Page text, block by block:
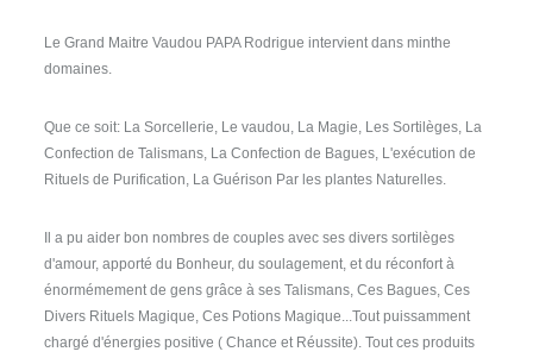
Le Grand Maitre Vaudou PAPA Rodrigue intervient dans minthe
domaines.
Que ce soit: La Sorcellerie, Le vaudou, La Magie, Les Sortilèges, La
Confection de Talismans, La Confection de Bagues, L'exécution de
Rituels de Purification, La Guérison Par les plantes Naturelles.
Il a pu aider bon nombres de couples avec ses divers sortilèges
d'amour, apporté du Bonheur, du soulagement, et du réconfort à
énormémement de gens grâce à ses Talismans, Ces Bagues, Ces
Divers Rituels Magique, Ces Potions Magique...Tout puissamment
chargé d'énergies positive ( Chance et Réussite). Tout ces produits